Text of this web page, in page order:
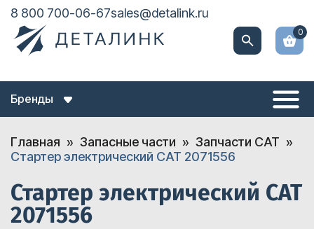
8 800 700-06-67sales@detalink.ru
0
Бренды
Главная Запасные части
Запчасти CAT
Стартер электрический CAT 2071556
Стартер электрический CAT
2071556